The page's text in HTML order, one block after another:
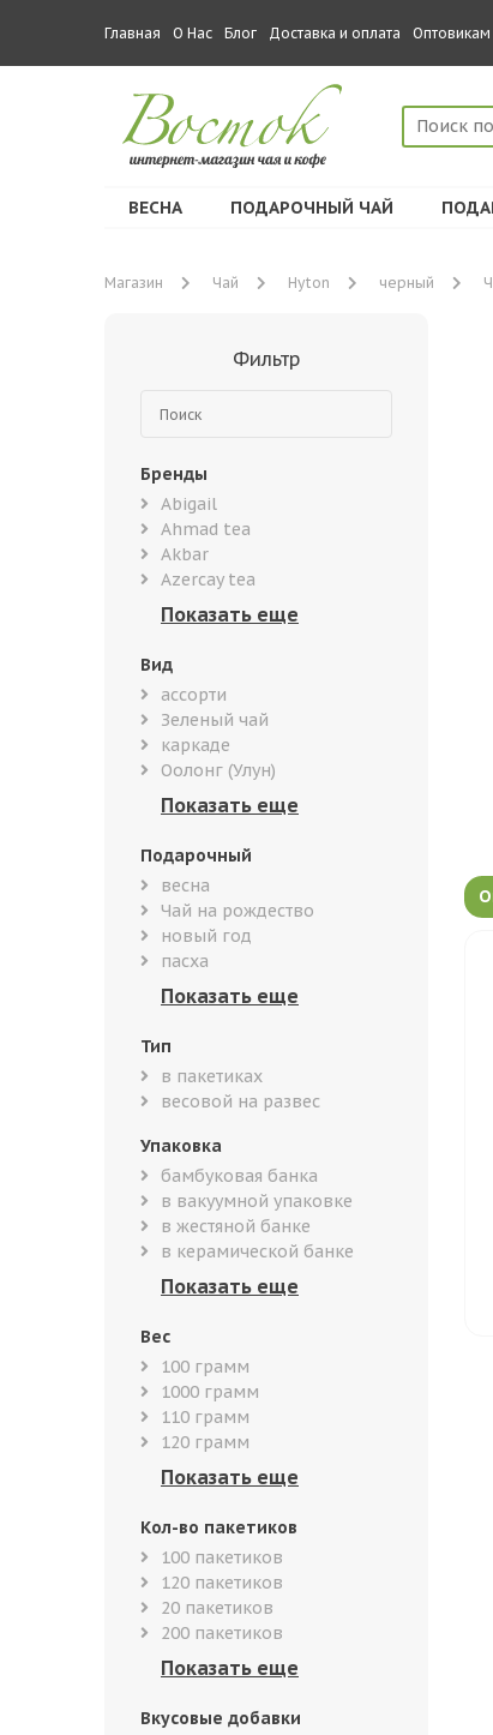
Главная О Нас Блог Доставка и оплата Оптовикам
ВЕСНА ПОДАРОЧНЫЙ ЧАЙ
Магазин Чай Hyton черный
Фильтр
Бренды
Abigail
Ahmad tea
Akbar
Azercay tea
Вид
ассорти
Зеленый чай
каркаде
Оолонг (Улун)
Подарочный
весна
Чай на рождество
новый год
пасха
Тип
в пакетиках
весовой на развес
Упаковка
бамбуковая банка
в вакуумной упаковке
в жестяной банке
в керамической банке
Вес
100 грамм
1000 грамм
110 грамм
120 грамм
Кол-во пакетиков
100 пакетиков
120 пакетиков
20 пакетиков
200 пакетиков
Вкусовые добавки